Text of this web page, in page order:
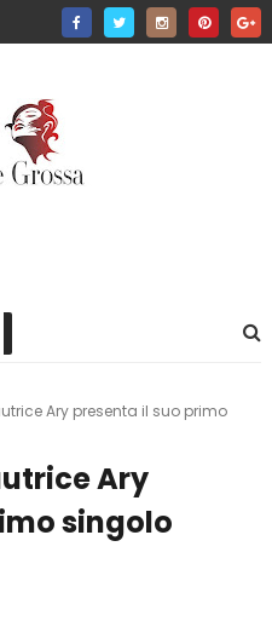
Ary presenta il suo primo
Ary
singolo